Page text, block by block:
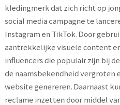
kledingmerk dat zich richt op
social media campagne te
Instagram en TikTok. Door
aantrekkelijke visuele content
influencers die populair zijn bij
de naamsbekendheid vergroten
website genereren. Daarnaast
reclame inzetten door middel